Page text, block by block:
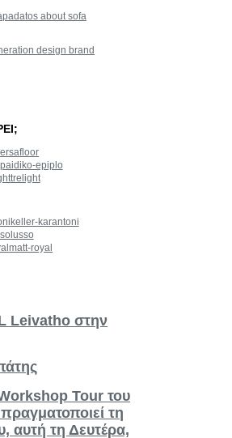
about sofa
design brand
paidiko-epiplo
trelight
keller-karantoni
lusso
matt-royal
Leivatho στην
Tour του
τη
αυτή τη Δευτέρα,